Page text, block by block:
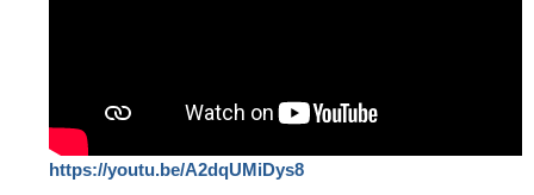
https://youtu.be/A2dqUMiDys8